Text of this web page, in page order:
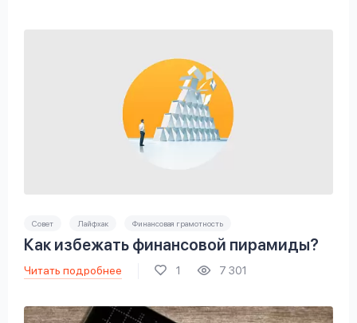
Совет Лайфхак Финансовая грамотность
Как избежать финансовой пирамиды?
Читать подробнее 1 7 301